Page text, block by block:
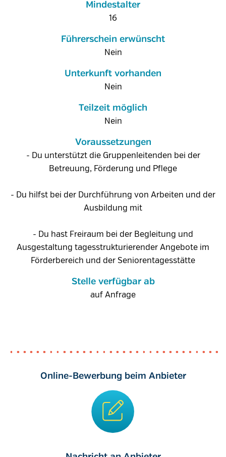
Mindestalter
16
Führerschein erwünscht
Nein
Unterkunft vorhanden
Nein
Teilzeit möglich
Nein
Voraussetzungen
- Du unterstützt die Gruppenleitenden bei der
Betreuung, Förderung und Pflege
- Du hilfst bei der Durchführung von Arbeiten und der
Ausbildung mit
- Du hast Freiraum bei der Begleitung und
Ausgestaltung tagesstrukturierender Angebote im
Förderbereich und der Seniorentagesstätte
Stelle verfügbar ab
auf Anfrage
Online-Bewerbung beim Anbieter